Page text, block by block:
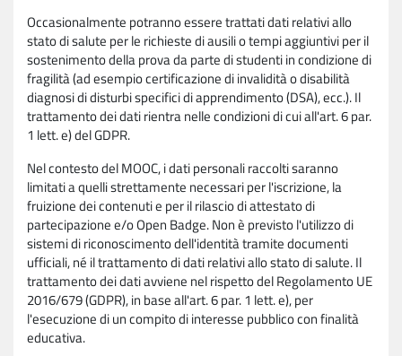
Occasionalmente potranno essere trattati dati relativi allo
stato di salute per le richieste di ausili o tempi aggiuntivi per il
sostenimento della prova da parte di studenti in condizione di
fragilità (ad esempio certificazione di invalidità o disabilità
diagnosi di disturbi specifici di apprendimento (DSA), ecc.). Il
trattamento dei dati rientra nelle condizioni di cui all'art. 6 par.
1 lett. e) del GDPR.
Nel contesto del MOOC, i dati personali raccolti saranno
limitati a quelli strettamente necessari per l'iscrizione, la
fruizione dei contenuti e per il rilascio di attestato di
partecipazione e/o Open Badge. Non è previsto l'utilizzo di
sistemi di riconoscimento dell'identità tramite documenti
ufficiali, né il trattamento di dati relativi allo stato di salute. Il
trattamento dei dati avviene nel rispetto del Regolamento UE
2016/679 (GDPR), in base all'art. 6 par. 1 lett. e), per
l'esecuzione di un compito di interesse pubblico con finalità
educativa.